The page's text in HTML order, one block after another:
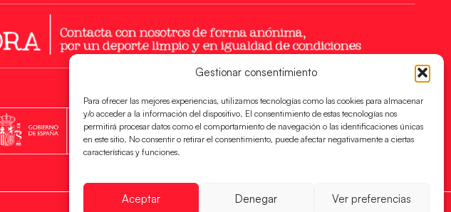
Gestionar consentimiento
Para ofrecer las mejores experiencias, utilizamos tecnologías como las cookies para almacenar
y/o acceder a la información del dispositivo. El consentimiento de estas tecnologías nos
permitirá procesar datos como el comportamiento de navegación o las identificaciones únicas
en este sitio. No consentir o retirar el consentimiento, puede afectar negativamente a ciertas
características y funciones.
Aceptar Denegar Ver preferencias